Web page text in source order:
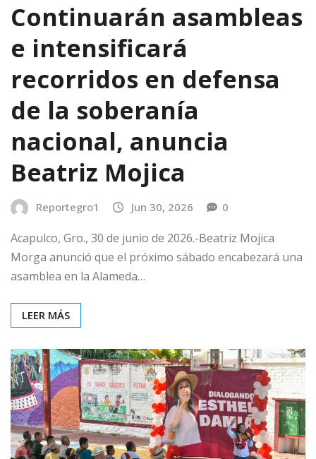
Continuarán asambleas
e intensificará
recorridos en defensa
de la soberanía
nacional, anuncia
Beatriz Mojica
Reportegro1 Jun 30, 2026 0
Acapulco, Gro., 30 de junio de 2026.-Beatriz Mojica
Morga anunció que el próximo sábado encabezará una
asamblea en la Alameda…
LEER MÁS